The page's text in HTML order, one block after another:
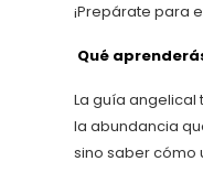
¡Prepárate para
Qué
La guía
la abundancia
sino saber cómo